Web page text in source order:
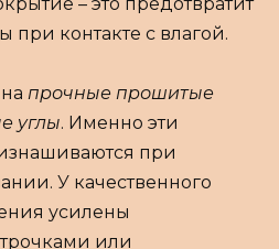
контакте с влагой.
прочные прошитые
углы. Именно эти
при
У качественного
усилены
или